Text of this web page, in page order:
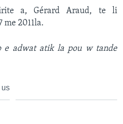
a, Gérard Araud, te li
me 2011la.
e adwat atik la pou w tande
us